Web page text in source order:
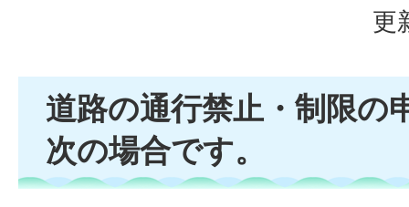
更
道路の通行禁止・制限の
次の場合です。